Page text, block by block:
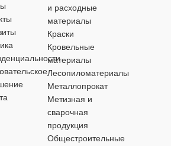
и расходные
материалы
Краски
Кровельные
материалы
Лесопиломатериалы
Металлопрокат
Метизная и
сварочная
продукция
Общестроительные